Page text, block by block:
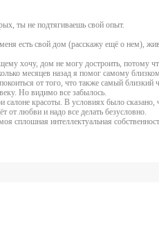
ты не подтягиваешь свой опыт.
есть свой дом (расскажу ещё о нем),
хочу, дом не могу достроить, потому
месяцев назад я помог самому
от того, что также самый близкий
Но видимо все забылось.
салоне красоты. В условиях было сказано,
любви и надо все делать безусловно.
сплошная интеллектуальная